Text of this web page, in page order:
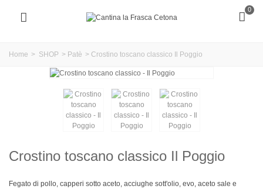
0
Home > SHOP > Patè > Crostino toscano classico Il Poggio
Crostino toscano classico Il Poggio
Fegato di pollo, capperi sotto aceto, acciughe sott'olio, evo, aceto sale e